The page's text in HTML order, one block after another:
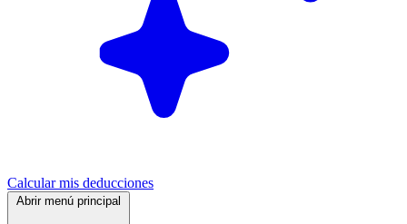
Calcular mis deducciones
Abrir menú principal